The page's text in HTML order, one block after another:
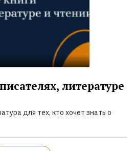
литературе
для тех, кто хочет знать о